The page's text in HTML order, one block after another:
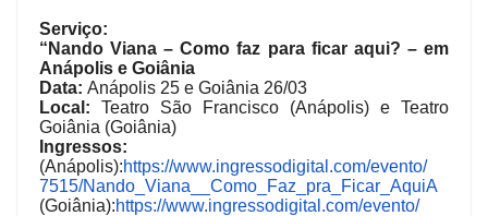
Serviço:
“Nando Viana – Como faz para ficar aqui? – em
Anápolis e Goiânia
Data: Anápolis 25 e Goiânia 26/03
Local: Teatro São Francisco (Anápolis) e Teatro
Goiânia (Goiânia)
Ingressos:
(Anápolis):https://www.ingressodigital.com/evento/
7515/Nando_Viana__Como_Faz_ pra_Ficar_AquiA
(Goiânia):https://www.ingressodigital.com/evento/